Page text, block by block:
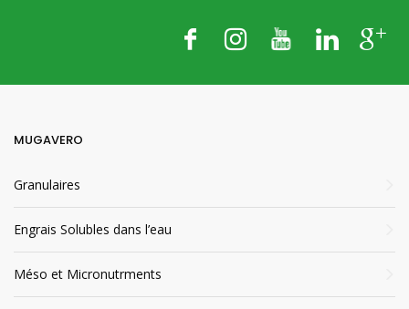
MUGAVERO
Granulaires
Engrais Solubles dans l’eau
Méso et Micronutrments